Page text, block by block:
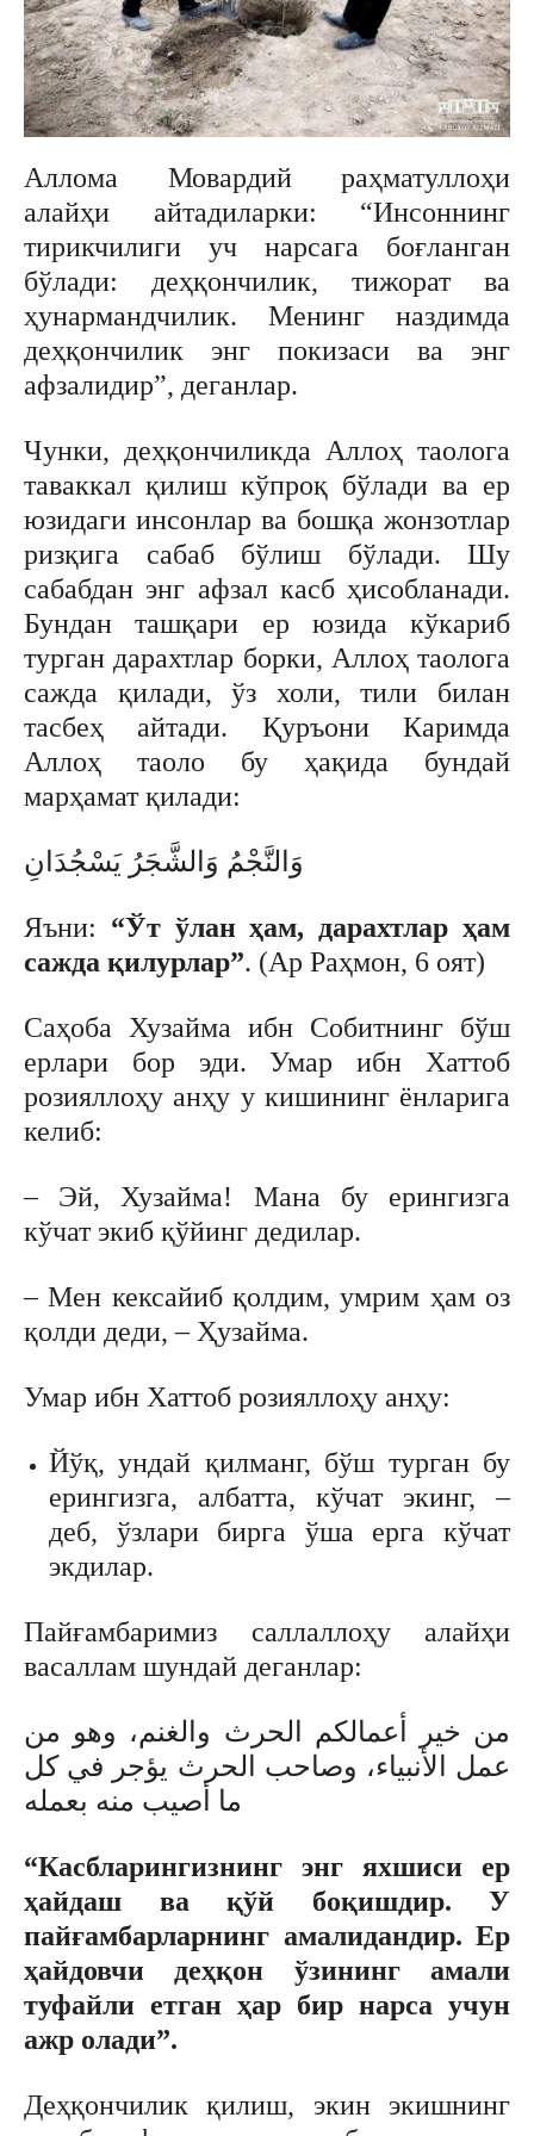
Аллома Мовардий раҳматуллоҳи
алайҳи айтадиларки: “Инсоннинг
тирикчилиги уч нарсага боғланган
бўлади: деҳқончилик, тижорат ва
ҳунармандчилик. Менинг наздимда
деҳқончилик энг покизаси ва энг
афзалидир”, деганлар.
Чунки, деҳқончиликда Аллоҳ таолога
таваккал қилиш кўпроқ бўлади ва ер
юзидаги инсонлар ва бошқа жонзотлар
ризқига сабаб бўлиш бўлади. Шу
сабабдан энг афзал касб ҳисобланади.
Бундан ташқари ер юзида кўкариб
турган дарахтлар борки, Аллоҳ таолога
сажда қилади, ўз холи, тили билан
тасбеҳ айтади. Қуръони Каримда
Аллоҳ таоло бу ҳақида бундай
марҳамат қилади:
وَالنَّجْمُ وَالشَّجَرُ يَسْجُدَانِ
Яъни: “Ўт ўлан ҳам, дарахтлар ҳам
сажда қилурлар”. (Ар Раҳмон, 6 оят)
Саҳоба Хузайма ибн Собитнинг бўш
ерлари бор эди. Умар ибн Хаттоб
розияллоҳу анҳу у кишининг ёнларига
келиб:
– Эй, Хузайма! Мана бу ерингизга
кўчат экиб қўйинг дедилар.
– Мен кексайиб қолдим, умрим ҳам оз
қолди деди, – Ҳузайма.
Умар ибн Хаттоб розияллоҳу анҳу:
Йўқ, ундай қилманг, бўш турган бу
ерингизга, албатта, кўчат экинг, –
деб, ўзлари бирга ўша ерга кўчат
экдилар.
Пайғамбаримиз саллаллоҳу алайҳи
васаллам шундай деганлар:
من خير أعمالكم الحرث والغنم، وهو من
عمل الأنبياء، وصاحب الحرث يؤجر في كل
ما أصيب منه بعمله
“Касбларингизнинг энг яхшиси ер
ҳайдаш ва қўй боқишдир. У
пайғамбарларнинг амалидандир. Ер
ҳайдовчи деҳқон ўзининг амали
туфайли етган ҳар бир нарса учун
ажр олади”.
Деҳқончилик қилиш, экин экишнинг